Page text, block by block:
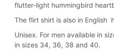
flutter-light hummingbird
The flirt shirt is also in English
Unisex. For men available in
in sizes 34, 36, 38 and 40.